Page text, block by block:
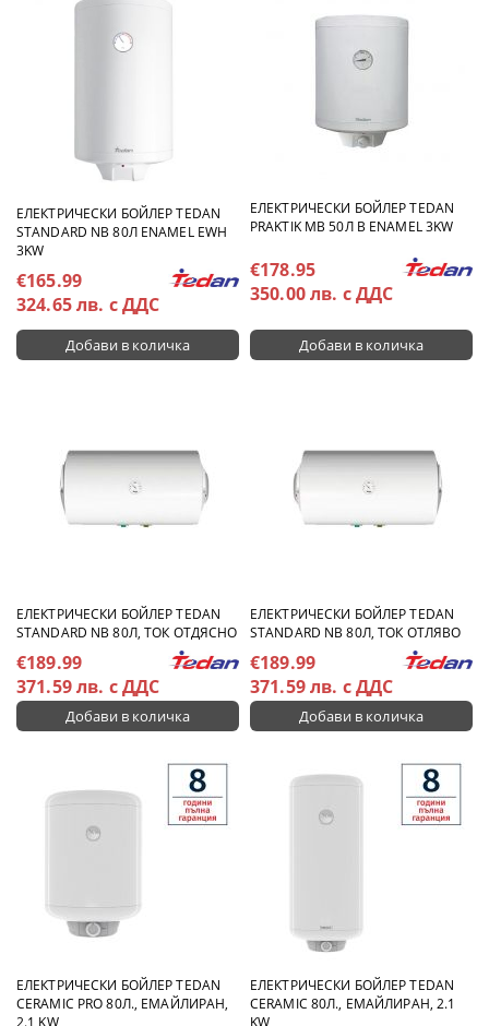
ЕЛЕКТРИЧЕСКИ БОЙЛЕР TEDAN
STANDARD NB 80Л ENAMEL EWH
3KW
€165.99
324.65 лв. с ДДС
ЕЛЕКТРИЧЕСКИ БОЙЛЕР TEDAN
PRAKTIK MB 50Л В ENAMEL 3KW
€178.95
350.00 лв. с ДДС
ЕЛЕКТРИЧЕСКИ БОЙЛЕР TEDAN
STANDARD NB 80Л, ТОК ОТДЯСНО
€189.99
371.59 лв. с ДДС
ЕЛЕКТРИЧЕСКИ БОЙЛЕР TEDAN
STANDARD NB 80Л, ТОК ОТЛЯВО
€189.99
371.59 лв. с ДДС
ЕЛЕКТРИЧЕСКИ БОЙЛЕР TEDAN
CERAMIC PRO 80Л., ЕМАЙЛИРАН,
2.1 KW
ЕЛЕКТРИЧЕСКИ БОЙЛЕР TEDAN
CERAMIC 80Л., ЕМАЙЛИРАН, 2.1
KW